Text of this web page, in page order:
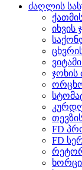
ძაღლის
იხვის
ჯოხის
FD
FD